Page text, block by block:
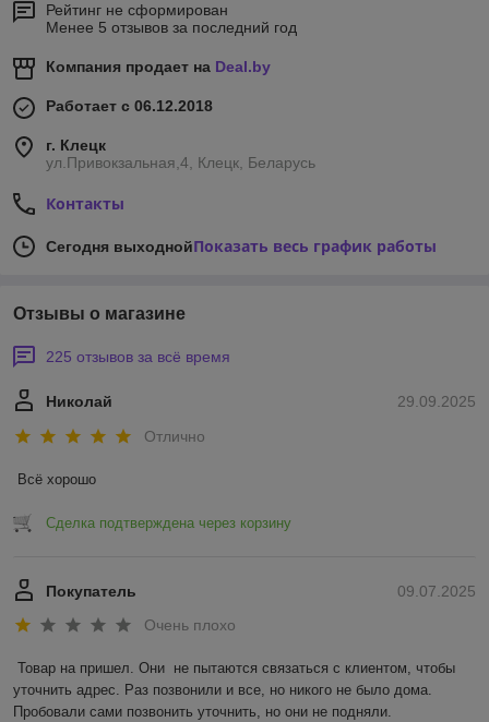
Рейтинг не сформирован
Менее 5 отзывов за последний год
Компания продает на Deal.by
Работает с 06.12.2018
г. Клецк
ул.Привокзальная,4, Клецк, Беларусь
Контакты
Сегодня выходнойПоказать весь график работы
Отзывы о магазине
225 отзывов за всё время
29.09.2025
Николай
Отлично
Всё хорошо
Сделка подтверждена через корзину
09.07.2025
Покупатель
Очень плохо
Товар на пришел. Они  не пытаются связаться с клиентом, чтобы
уточнить адрес. Раз позвонили и все, но никого не было дома.
Пробовали сами позвонить уточнить, но они не подняли.